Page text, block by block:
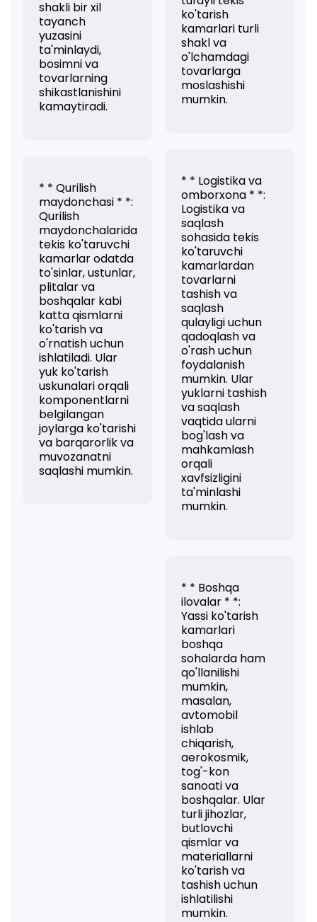
shakli bir xil
tayanch
yuzasini
ta'minlaydi,
bosimni va
tovarlarning
shikastlanishini
kamaytiradi.
* * Qurilish
maydonchasi * *:
Qurilish
maydonchalarida
tekis ko'taruvchi
kamarlar odatda
to'sinlar, ustunlar,
plitalar va
boshqalar kabi
katta qismlarni
ko'tarish va
o'rnatish uchun
ishlatiladi. Ular
yuk ko'tarish
uskunalari orqali
komponentlarni
belgilangan
joylarga ko'tarishi
va barqarorlik va
muvozanatni
saqlashi mumkin.
ko'tarish
kamarlari turli
shakl va
o'lchamdagi
tovarlarga
moslashishi
mumkin.
* * Logistika va
omborxona * *:
Logistika va
saqlash
sohasida tekis
ko'taruvchi
kamarlardan
tovarlarni
tashish va
saqlash
qulayligi uchun
qadoqlash va
o'rash uchun
foydalanish
mumkin. Ular
yuklarni tashish
va saqlash
vaqtida ularni
bog'lash va
mahkamlash
orqali
xavfsizligini
ta'minlashi
mumkin.
* * Boshqa
ilovalar * *:
Yassi ko'tarish
kamarlari
boshqa
sohalarda ham
qo'llanilishi
mumkin,
masalan,
avtomobil
ishlab
chiqarish,
aerokosmik,
tog'-kon
sanoati va
boshqalar. Ular
turli jihozlar,
butlovchi
qismlar va
materiallarni
ko'tarish va
tashish uchun
ishlatilishi
mumkin.